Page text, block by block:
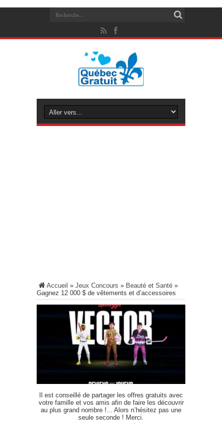
Accueil » Jeux Concours » Beauté et Santé »
Gagnez 12 000 $ de vêtements et d’accessoires
Il est conseillé de partager les offres gratuits avec
votre famille et vos amis afin de faire les découvrir
au plus grand nombre !... Alors n’hésitez pas une
seule seconde ! Merci.